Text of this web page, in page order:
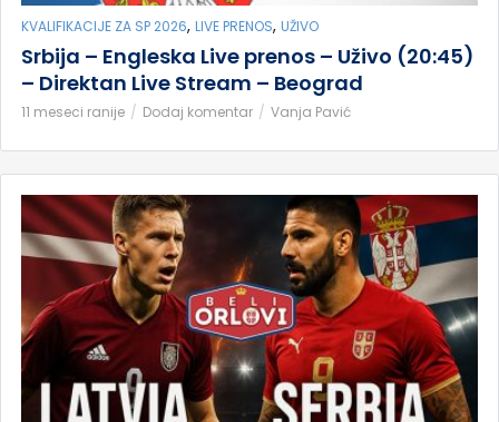
KVALIFIKACIJE ZA SP 2026, LIVE PRENOS, UŽIVO
Srbija – Engleska Live prenos – Uživo (20:45)
– Direktan Live Stream – Beograd
11 meseci ranije Dodaj komentar Vanja Pavić